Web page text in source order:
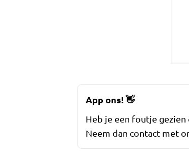
App ons!👋
Heb je een foutje
Neem dan contact met